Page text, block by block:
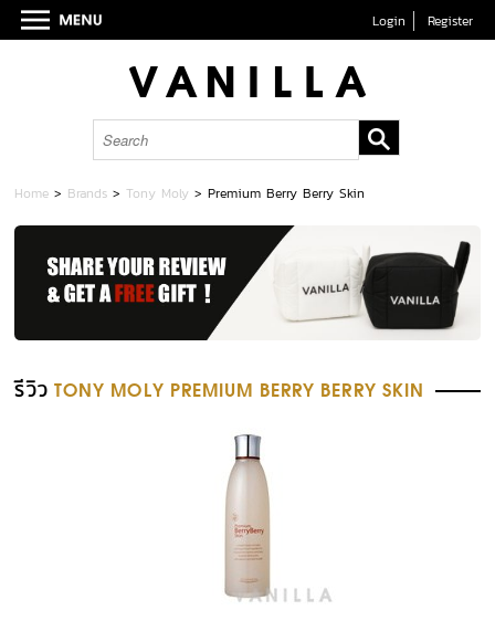
Login Register
Home > Brands >Tony Moly >Premium Berry Berry Skin
รีวิว TONY MOLY PREMIUM BERRY BERRY SKIN